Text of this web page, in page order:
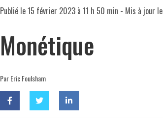
Publié le15 février 2023 à 11 h 50 min - Mis à jour le
Monétique
Par Eric Foulsham